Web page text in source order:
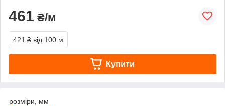
461 ₴/м
421 ₴ від 100 м
Купити
розміри, мм